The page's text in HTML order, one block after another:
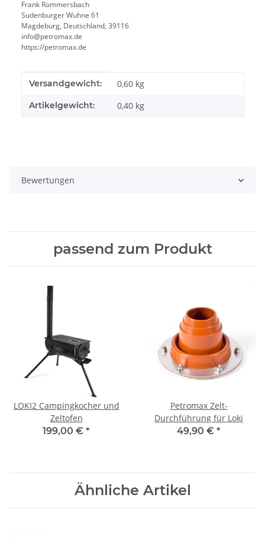
Frank Rommersbach
Sudenburger Wuhne 61
Magdeburg, Deutschland, 39116
info@petromax.de
https://petromax.de
Produkteigenschaft
Wert
Versandgewicht: 0,60 kg
Artikelgewicht: 0,40 kg
Bewertungen
passend zum Produkt
LOKI2 Campingkocher und
Zeltofen
199,00 € *
Petromax Zelt-
Durchführung für Loki
49,90 € *
Ähnliche Artikel